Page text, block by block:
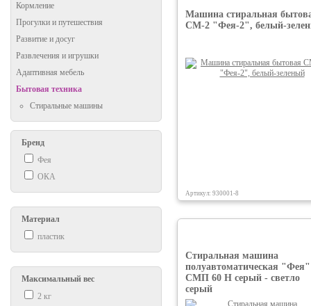
Кормление
Прогулки и путешествия
Развитие и досуг
Развлечения и игрушки
Адаптивная мебель
Бытовая техника
Стиральные машины
Бренд
Фея
ОКА
Материал
пластик
Максимальный вес
2 кг
Машина стиральная
СМ-2 "Фея-2", белый-
Артикул: 930001-8
Стиральная машина
полуавтоматическая "Фея"
СМП 60 Н серый - светло
серый